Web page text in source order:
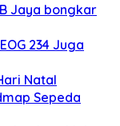
Jaya bongkar
234 Juga
Natal
Sepeda